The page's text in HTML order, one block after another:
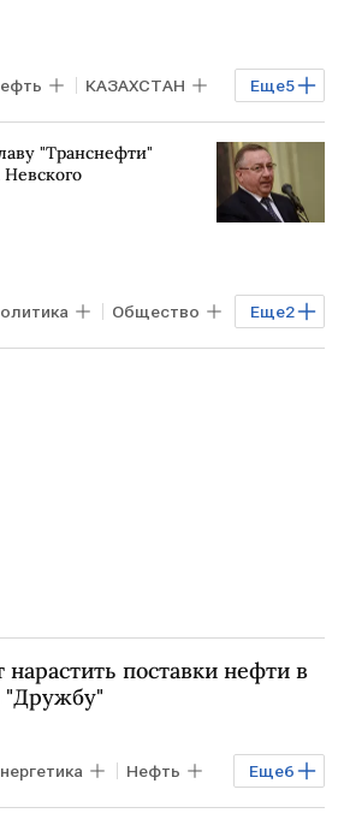
Еще5
КАЗАХСТАН
КТК
"Транснефти"
Еще2
Общество
поставки нефти в
"Дружбу"
Еще6
Нефть
Астана